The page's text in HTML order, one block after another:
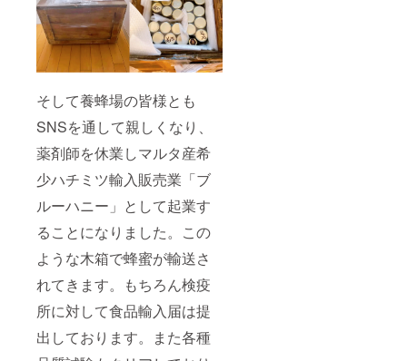
そして養蜂場の皆様とも
SNSを通して親しくなり、
薬剤師を休業しマルタ産希
少ハチミツ輸入販売業「ブ
ルーハニー」として起業す
ることになりました。この
ような木箱で蜂蜜が輸送さ
れてきます。もちろん検疫
所に対して食品輸入届は提
出しております。また各種